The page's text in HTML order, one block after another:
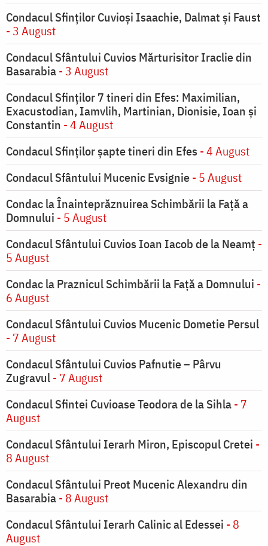
Condacul Sfinţilor Cuvioşi Isaachie, Dalmat şi Faust
- 3 August
Condacul Sfântului Cuvios Mărturisitor Iraclie din
Basarabia- 3 August
Condacul Sfinţilor 7 tineri din Efes: Maximilian,
Exacustodian, Iamvlih, Martinian, Dionisie, Ioan şi
Constantin - 4 August
Condacul Sfinţilor şapte tineri din Efes - 4 August
Condacul Sfântului Mucenic Evsignie- 5 August
Condac la Înainteprăznuirea Schimbării la Faţă a
Domnului - 5 August
Condacul Sfântului Cuvios Ioan Iacob de la Neamț -
5 August
Condac la Praznicul Schimbării la Faţă a Domnului -
6 August
Condacul Sfântului Cuvios Mucenic Dometie Persul
- 7 August
Condacul Sfântului Cuvios Pafnutie – Pârvu
Zugravul- 7 August
Condacul Sfintei Cuvioase Teodora de la Sihla- 7
August
Condacul Sfântului Ierarh Miron, Episcopul Cretei -
8 August
Condacul Sfântului Preot Mucenic Alexandru din
Basarabia- 8 August
Condacul Sfântului Ierarh Calinic al Edessei - 8
August